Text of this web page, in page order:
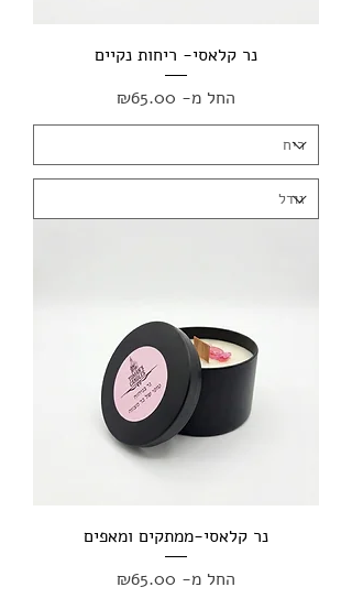
נר קלאסי- ריחות נקיים
החל מ- ₪65.00מחיר מבצע
נר קלאסי-ממתקים ומאפים
החל מ- ₪65.00מחיר מבצע